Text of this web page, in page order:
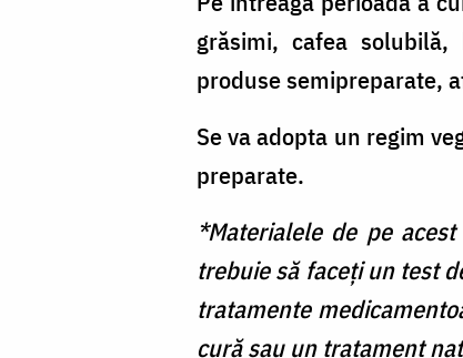
grăsimi, cafea
produse semipreparate,
Se va adopta un regim
preparate.
*Materialele de pe
trebuie să faceți un test
tratamente
cură sau un tratament